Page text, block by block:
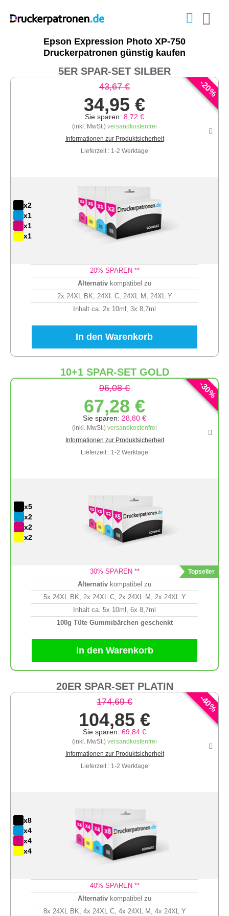
Epson Expression Photo XP-750
Druckerpatronen günstig kaufen
5ER SPAR-SET SILBER
-
20
%
43,67 €
34,95 €
Sie sparen: 8,72 €
(inkl. MwSt.) versandkostenfrei
Informationen zur Produktsicherheit
Lieferzeit : 1-2 Werktage
x2
x1
x1
x1
20% SPAREN **
Alternativ kompatibel zu
2x 24XL BK, 24XL C, 24XL M, 24XL Y
Inhalt ca. 2x 10ml, 3x 8,7ml
In den Warenkorb
10+1 SPAR-SET GOLD
-
30
%
96,08 €
67,28 €
Sie sparen: 28,80 €
(inkl. MwSt.) versandkostenfrei
Informationen zur Produktsicherheit
Lieferzeit : 1-2 Werktage
x5
x2
x2
x2
30% SPAREN **
Alternativ kompatibel zu
5x 24XL BK, 2x 24XL C, 2x 24XL M, 2x 24XL Y
Inhalt ca. 5x 10ml, 6x 8,7ml
100g Tüte Gummibärchen geschenkt
In den Warenkorb
20ER SPAR-SET PLATIN
-
40
%
174,69 €
104,85 €
Sie sparen: 69,84 €
(inkl. MwSt.) versandkostenfrei
Informationen zur Produktsicherheit
Lieferzeit : 1-2 Werktage
x8
x4
x4
x4
40% SPAREN **
Alternativ kompatibel zu
8x 24XL BK, 4x 24XL C, 4x 24XL M, 4x 24XL Y